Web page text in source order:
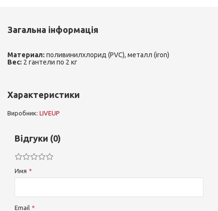
Загальна інформація
Материал: поливинилхлорид (PVC), металл (iron)
Вес: 2 гантели по 2 кг
Характеристики
Виробник: LIVEUP
Відгуки (0)
Имя
Email